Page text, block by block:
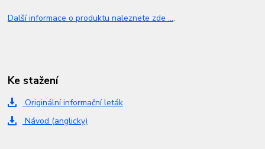
Další informace o produktu naleznete zde ....
Ke stažení
Originální informační leták
Návod (anglicky)